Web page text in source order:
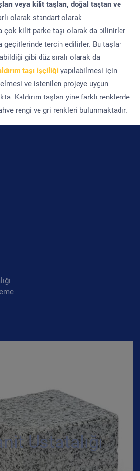
veya kilit taşları, doğal taştan ve
olarak standart olarak
çok kilit parke taşı olarak da bilinirler
geçitlerinde tercih edilirler. Bu taşlar
gibi düz sıralı olarak da
taşı işçiliği yapılabilmesi için
ve istenilen projeye uygun
Kaldırım taşları yine farklı renklerde
rengi ve gri renkleri bulunmaktadır.
Ustatalığı